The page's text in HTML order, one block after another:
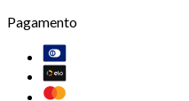
Pagamento